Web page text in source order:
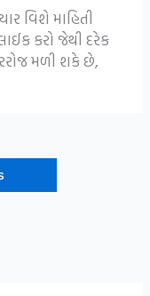
વિશે માહિતી
કરો જેથી દરેક
મળી શકે છે,